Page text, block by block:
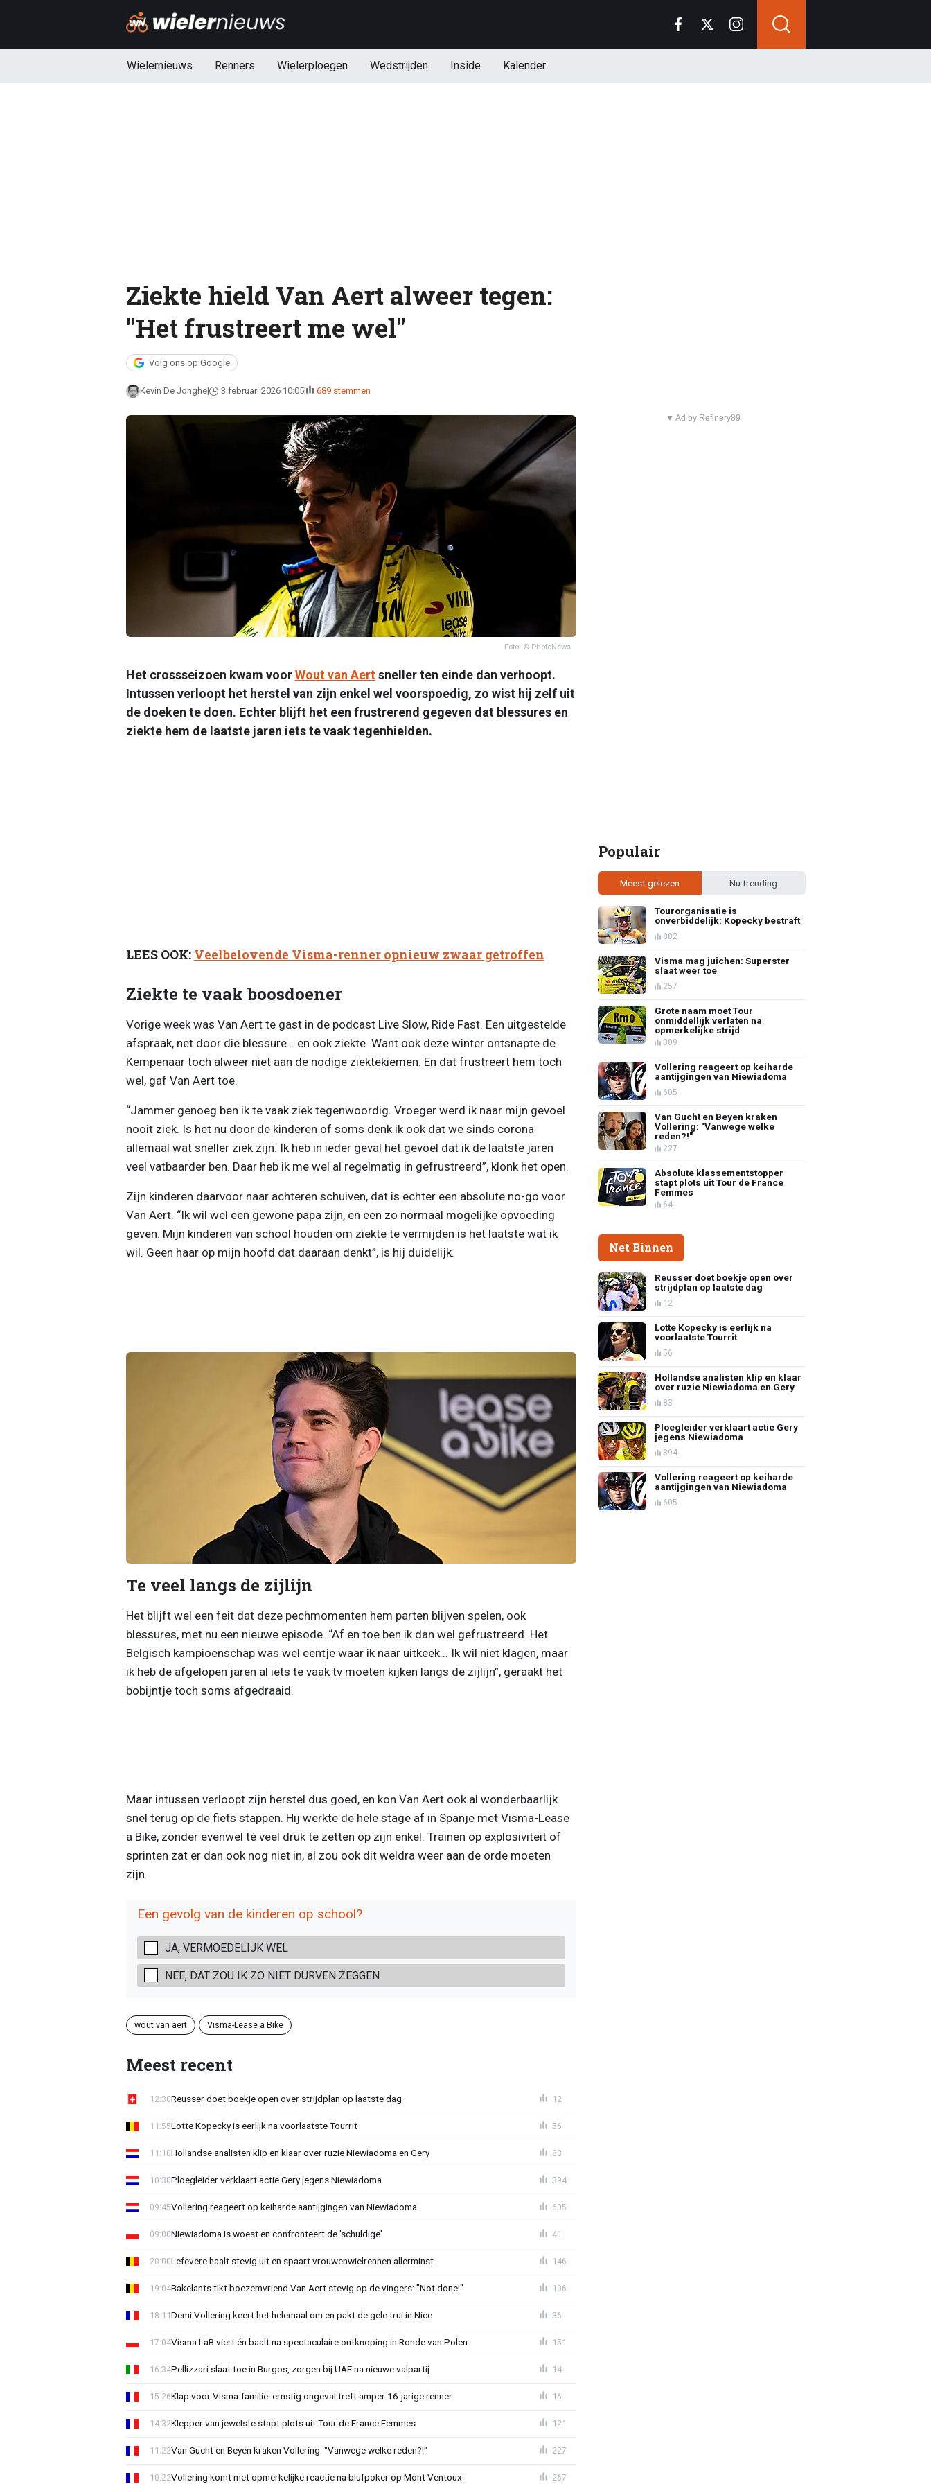
Wielernieuws Renners Wielerploegen Wedstrijden Inside Kalender
Ziekte hield Van Aert alweer tegen:
"Het frustreert me wel"
Volg ons op Google
Kevin De Jonghe 3 februari 2026 10:05 689 stemmen
Foto: © PhotoNews
Het crossseizoen kwam voorWout van Aertsneller ten einde dan verhoopt.
Intussen verloopt het herstel van zijn enkel wel voorspoedig, zo wist hij zelf uit
de doeken te doen. Echter blijft het een frustrerend gegeven dat blessures en
ziekte hem de laatste jaren iets te vaak tegenhielden.
LEES OOK: Veelbelovende Visma-renner opnieuw zwaar getroffen
Ziekte te vaak boosdoener
Vorige week was Van Aert te gast in de podcast Live Slow, Ride Fast. Een uitgestelde
afspraak, net door die blessure… en ook ziekte. Want ook deze winter ontsnapte de
Kempenaar toch alweer niet aan de nodige ziektekiemen. En dat frustreert hem toch
wel, gaf Van Aert toe.
“Jammer genoeg ben ik te vaak ziek tegenwoordig. Vroeger werd ik naar mijn gevoel
nooit ziek. Is het nu door de kinderen of soms denk ik ook dat we sinds corona
allemaal wat sneller ziek zijn. Ik heb in ieder geval het gevoel dat ik de laatste jaren
veel vatbaarder ben. Daar heb ik me wel al regelmatig in gefrustreerd”, klonk het open.
Zijn kinderen daarvoor naar achteren schuiven, dat is echter een absolute no-go voor
Van Aert. “Ik wil wel een gewone papa zijn, en een zo normaal mogelijke opvoeding
geven. Mijn kinderen van school houden om ziekte te vermijden is het laatste wat ik
wil. Geen haar op mijn hoofd dat daaraan denkt”, is hij duidelijk.
Te veel langs de zijlijn
Het blijft wel een feit dat deze pechmomenten hem parten blijven spelen, ook
blessures, met nu een nieuwe episode. “Af en toe ben ik dan wel gefrustreerd. Het
Belgisch kampioenschap was wel eentje waar ik naar uitkeek... Ik wil niet klagen, maar
ik heb de afgelopen jaren al iets te vaak tv moeten kijken langs de zijlijn”, geraakt het
bobijntje toch soms afgedraaid.
Maar intussen verloopt zijn herstel dus goed, en kon Van Aert ook al wonderbaarlijk
snel terug op de fiets stappen. Hij werkte de hele stage af in Spanje met Visma-Lease
a Bike, zonder evenwel té veel druk te zetten op zijn enkel. Trainen op explosiviteit of
sprinten zat er dan ook nog niet in, al zou ook dit weldra weer aan de orde moeten
zijn.
Een gevolg van de kinderen op school?
JA, VERMOEDELIJK WEL
NEE, DAT ZOU IK ZO NIET DURVEN ZEGGEN
wout van aert Visma-Lease a Bike
Meest recent
Reusser doet boekje open over strijdplan op laatste dag
12:30 12
Lotte Kopecky is eerlijk na voorlaatste Tourrit
11:55 56
Hollandse analisten klip en klaar over ruzie Niewiadoma en Gery
11:10 83
Ploegleider verklaart actie Gery jegens Niewiadoma
10:30 394
Vollering reageert op keiharde aantijgingen van Niewiadoma
09:45 605
Niewiadoma is woest en confronteert de 'schuldige'
09:00 41
Lefevere haalt stevig uit en spaart vrouwenwielrennen allerminst
20:00 146
Bakelants tikt boezemvriend Van Aert stevig op de vingers: "Not done!"
19:04 106
Demi Vollering keert het helemaal om en pakt de gele trui in Nice
18:11 36
Visma LaB viert én baalt na spectaculaire ontknoping in Ronde van Polen
17:04 151
Pellizzari slaat toe in Burgos, zorgen bij UAE na nieuwe valpartij
16:34 14
Klap voor Visma-familie: ernstig ongeval treft amper 16-jarige renner
15:26 16
Klepper van jewelste stapt plots uit Tour de France Femmes
14:32 121
Van Gucht en Beyen kraken Vollering: "Vanwege welke reden?!"
11:22 227
Vollering komt met opmerkelijke reactie na blufpoker op Mont Ventoux
10:22 267
▼ Ad by Refinery89
Populair
Meest gelezen Nu trending
Tourorganisatie is
onverbiddelijk: Kopecky bestraft
882
Visma mag juichen: Superster
slaat weer toe
257
Grote naam moet Tour
onmiddellijk verlaten na
opmerkelijke strijd
389
Vollering reageert op keiharde
aantijgingen van Niewiadoma
605
Van Gucht en Beyen kraken
Vollering: "Vanwege welke
reden?!"
227
Absolute klassementstopper
stapt plots uit Tour de France
Femmes
64
Net Binnen
Reusser doet boekje open over
strijdplan op laatste dag
12
Lotte Kopecky is eerlijk na
voorlaatste Tourrit
56
Hollandse analisten klip en klaar
over ruzie Niewiadoma en Gery
83
Ploegleider verklaart actie Gery
jegens Niewiadoma
394
Vollering reageert op keiharde
aantijgingen van Niewiadoma
605